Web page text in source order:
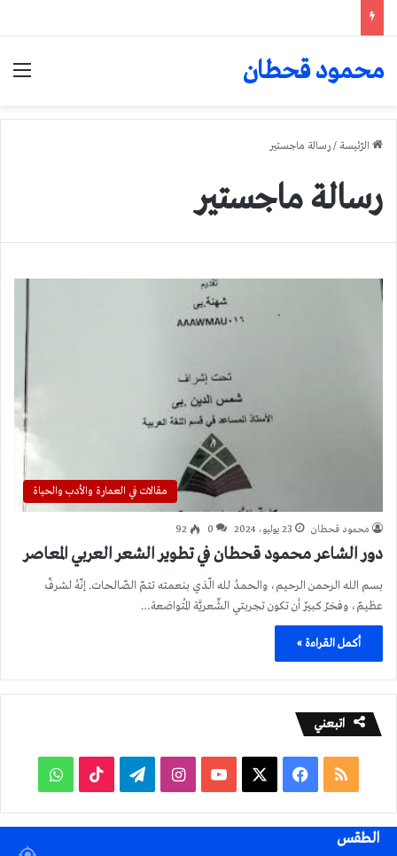
محمود قحطان
الرّئيسة /رسالة ماجستير
رسالة ماجستير
مقالات في العمارة والأدب والحياة
محمود قحطان 23 يوليو، 2024 0
92
دور الشاعر محمود قحطان في تطوير الشعر العربي المعاصر
بسم الله الرحمن الرحيم، والحمدُ لله الّذي بنعمته تتمّ الصّالحات. إنّهُ لشرفٌ
عظيمٌ، وفخرٌ كبيرٌ أن تكون تجربتي الشِّعريَّة المُتواضعة…
أكمل القراءة »
اتبعني
ملخص
الموقع
فيسبوك ‫YouTubeانستقرامتيلقرام ‫TikTokواتساب
الطقس